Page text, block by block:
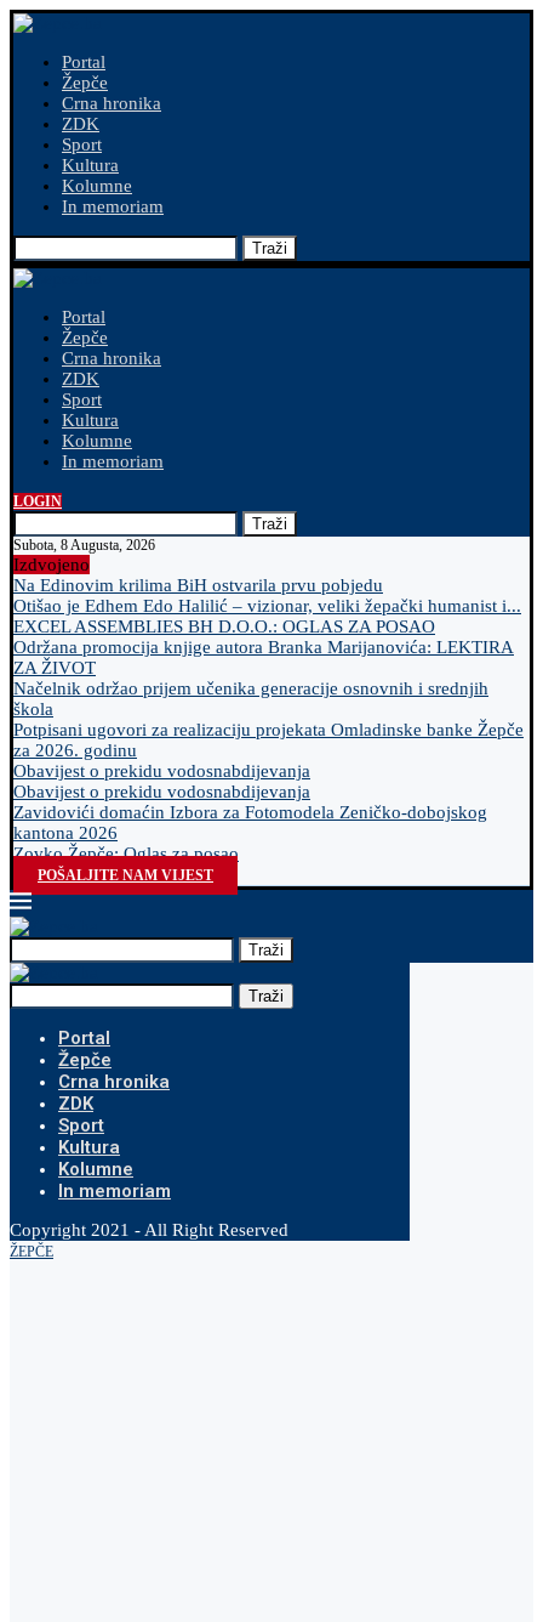
Portal
Žepče
Crna hronika
ZDK
Sport
Kultura
Kolumne
In memoriam
Traži
Portal
Žepče
Crna hronika
ZDK
Sport
Kultura
Kolumne
In memoriam
LOGIN
Traži
Subota, 8 Augusta, 2026
Izdvojeno
Na Edinovim krilima BiH ostvarila prvu pobjedu
Otišao je Edhem Edo Halilić – vizionar, veliki žepački humanist i...
EXCEL ASSEMBLIES BH D.O.O.: OGLAS ZA POSAO
Održana promocija knjige autora Branka Marijanovića: LEKTIRA
ZA ŽIVOT
Načelnik održao prijem učenika generacije osnovnih i srednjih
škola
Potpisani ugovori za realizaciju projekata Omladinske banke Žepče
za 2026. godinu
Obavijest o prekidu vodosnabdijevanja
Obavijest o prekidu vodosnabdijevanja
Zavidovići domaćin Izbora za Fotomodela Zeničko-dobojskog
kantona 2026
Zovko Žepče: Oglas za posao
POŠALJITE NAM VIJEST
Traži
Traži
Portal
Žepče
Crna hronika
ZDK
Sport
Kultura
Kolumne
In memoriam
Copyright 2021 - All Right Reserved
ŽEPČE